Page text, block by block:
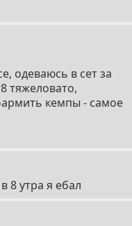
одеваюсь в сет за
тяжеловато,
кемпы - самое
8 утра я ебал